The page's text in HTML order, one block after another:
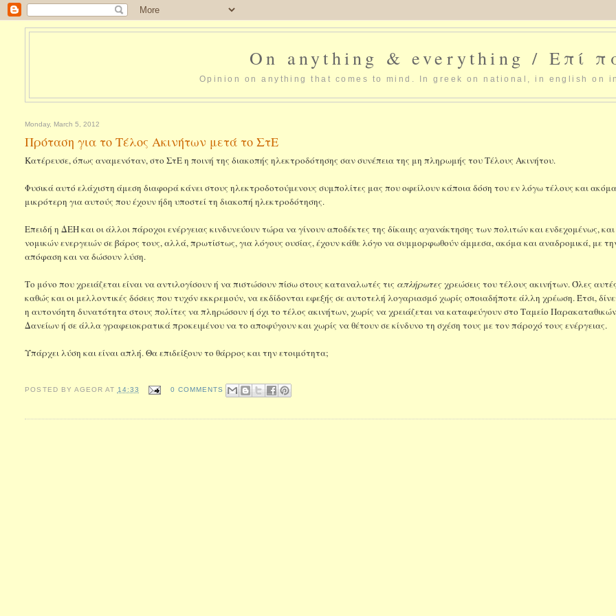
On anything & everything / Επί
Opinion on anything that comes to mind. In greek on national, in english on
Monday, March 5, 2012
Πρόταση για το Τέλος Ακινήτων μετά το ΣτΕ
Κατέρευσε, όπως αναμενόταν, στο ΣτΕ η ποινή της διακοπής ηλεκτροδότησης σαν συνέπεια της μη πληρωμής του Τέλους Ακινήτου.
Φυσικά αυτό ελάχιστη άμεση διαφορά κάνει στους ηλεκτροδοτούμενους συμπολίτες μας που οφείλουν κάποια δόση του εν λόγω τέλους και
μικρότερη για αυτούς που έχουν ήδη υποστεί τη διακοπή ηλεκτροδότησης.
Επειδή η ΔΕΗ και οι άλλοι πάροχοι ενέργειας κινδυνεύουν τώρα να γίνουν αποδέκτες της δίκαιης αγανάκτησης των πολιτών και ενδεχομένως, και
νομικών ενεργειών σε βάρος τους, αλλά, πρωτίστως, για λόγους ουσίας, έχουν κάθε λόγο να συμμορφωθούν άμμεσα, ακόμα και αναδρομικά, με
απόφαση και να δώσουν λύση.
Το μόνο που χρειάζεται είναι να αντιλογίσουν ή να πιστώσουν πίσω στους καταναλωτές τις απλήρωτεςχρεώσεις του τέλους ακινήτων. Όλες
καθώς και οι μελλοντικές δόσεις που τυχόν εκκρεμούν, να εκδίδονται εφεξής σε αυτοτελή λογαριασμό χωρίς οποιαδήποτε άλλη χρέωση. Έτσι,
η αυτονόητη δυνατότητα στους πολίτες να πληρώσουν ή όχι το τέλος ακινήτων, χωρίς να χρειάζεται να καταφεύγουν στο Ταμείο
Δανείων ή σε άλλα γραφειοκρατικά προκειμένου να το αποφύγουν και χωρίς να θέτουν σε κίνδυνο τη σχέση τους με τον πάροχό τους ενέργειας.
Υπάρχει λύση και είναι απλή. Θα επιδείξουν το θάρρος και την ετοιμότητα;
POSTED BY AGEOR AT 14:33 0 COMMENTS